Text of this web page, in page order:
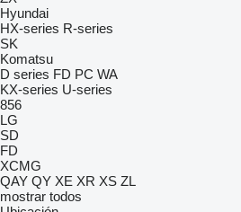
Hyundai
HX-series R-series
SK
Komatsu
D series FD PC WA
KX-series U-series
856
LG
SD
FD
XCMG
QAY QY XE XR XS ZL
mostrar todos